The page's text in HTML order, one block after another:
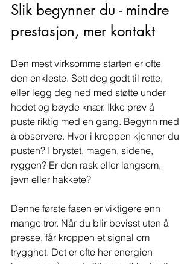
Slik begynner du - mindre
prestasjon, mer kontakt
Den mest virksomme starten er ofte
den enkleste. Sett deg godt til rette,
eller legg deg ned med støtte under
hodet og bøyde knær. Ikke prøv å
puste riktig med en gang. Begynn med
å observere. Hvor i kroppen kjenner du
pusten? I brystet, magen, sidene,
ryggen? Er den rask eller langsom,
jevn eller hakkete?
Denne første fasen er viktigere enn
mange tror. Når du blir bevisst uten å
presse, får kroppen et signal om
trygghet. Det er ofte her energien